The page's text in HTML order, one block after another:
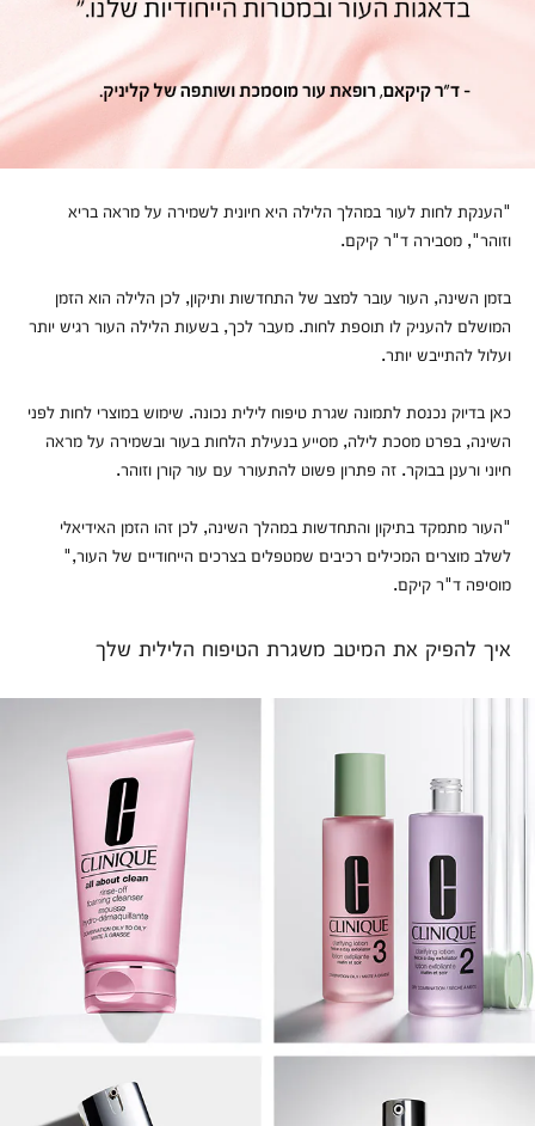
"הענקת לחות לעור במהלך הלילה היא חיונית לשמירה על מראה בריא
וזוהר", מסבירה ד"ר קיקם.
בזמן השינה, העור עובר למצב של התחדשות ותיקון, לכן הלילה הוא הזמן
המושלם להעניק לו תוספת לחות. מעבר לכך, בשעות הלילה העור רגיש יותר
ועלול להתייבש יותר.
כאן בדיוק נכנסת לתמונה שגרת טיפוח לילית נכונה. שימוש במוצרי לחות לפני
השינה, בפרט מסכת לילה, מסייע בנעילת הלחות בעור ובשמירה על מראה
חיוני ורענן בבוקר. זה פתרון פשוט להתעורר עם עור קורן וזוהר.
"העור מתמקד בתיקון והתחדשות במהלך השינה, לכן זהו הזמן האידיאלי
לשלב מוצרים המכילים רכיבים שמטפלים בצרכים הייחודיים של העור,"
מוסיפה ד"ר קיקם.
איך להפיק את המיטב משגרת הטיפוח הלילית שלך